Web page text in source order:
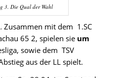
3. Die Qual der Wahl
Zusammen mit dem 1.SC
65 2, spielen sie um
sowie dem TSV
aus der LL spielt.